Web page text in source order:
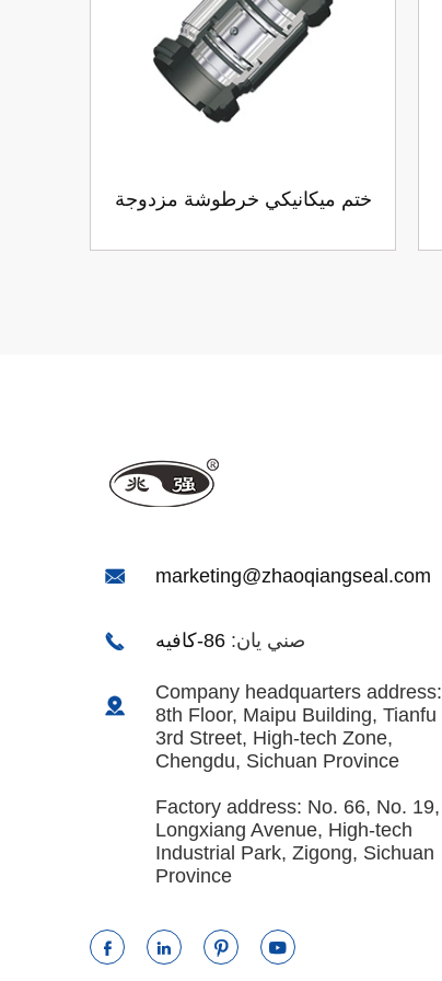
ختم ميكانيكي خرطوشة مزدوجة
 marketing@zhaoqiangseal.com
 صني يان: 86-كافيه

Company headquarters address:
8th Floor, Maipu Building, Tianfu
3rd Street, High-tech Zone,
Chengdu, Sichuan Province
Factory address: No. 66, No. 19,
Longxiang Avenue, High-tech
Industrial Park, Zigong, Sichuan
Province
   